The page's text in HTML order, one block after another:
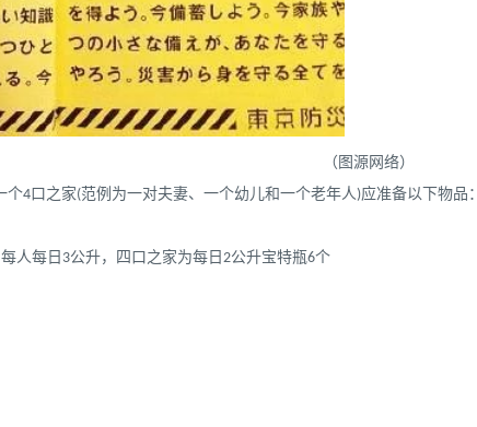
（图源网络）
4口之家(范例为一对夫妻、一个幼儿和一个老年人)应准备以下物品：
人每日3公升，四口之家为每日2公升宝特瓶6个